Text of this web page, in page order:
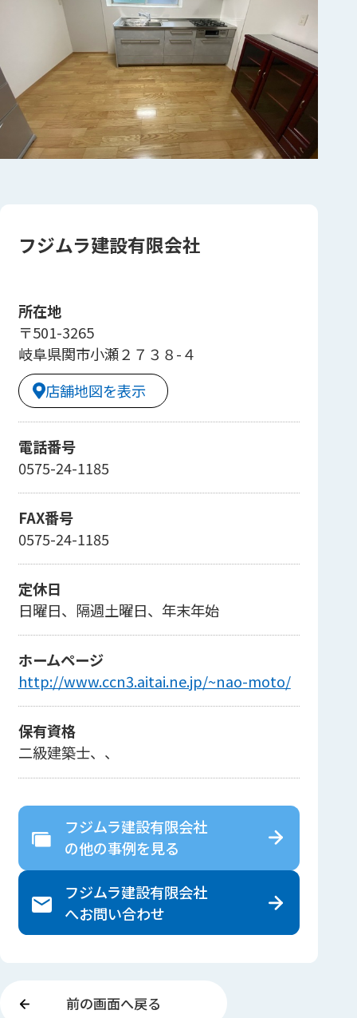
フジムラ建設有限会社
所在地
〒501-3265
岐阜県関市小瀬２７３８-４
店舗地図を表示
電話番号
0575-24-1185
FAX番号
0575-24-1185
定休日
日曜日、隔週土曜日、年末年始
ホームページ
http://www.ccn3.aitai.ne.jp/~nao-moto/
保有資格
二級建築士、、
フジムラ建設有限会社
の他の事例を見る
フジムラ建設有限会社
へお問い合わせ
前の画面へ戻る